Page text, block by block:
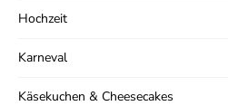
Hochzeit
Karneval
Käsekuchen & Cheesecakes